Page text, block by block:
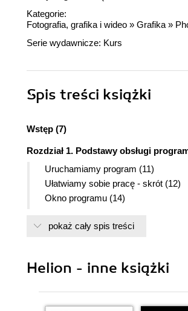
Kategorie:
Fotografia, grafika i wideo » Grafika »
Serie wydawnicze: Kurs
Spis treści książki
Wstęp (7)
Rozdział 1. Podstawy obsługi
Uruchamiamy program (11)
Ułatwiamy sobie pracę - skrót (12)
Okno programu (14)
Zamykanie programu (22)
Rozdział 2. Praca z plikami (27)
Otwieranie już istniejącego pliku (29)
Importowanie obrazu. Skaner a
(31)
pokaż cały spis treści
Helion - inne książki